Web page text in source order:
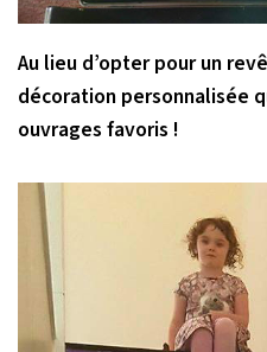
Au lieu d’opter pour un
décoration personnalisée
ouvrages favoris !